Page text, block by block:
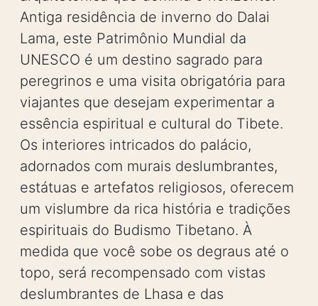
Antiga residência de inverno do Dalai
Lama, este Patrimônio Mundial da
UNESCO é um destino sagrado para
peregrinos e uma visita obrigatória para
viajantes que desejam experimentar a
essência espiritual e cultural do Tibete.
Os interiores intricados do palácio,
adornados com murais deslumbrantes,
estátuas e artefatos religiosos, oferecem
um vislumbre da rica história e tradições
espirituais do Budismo Tibetano. À
medida que você sobe os degraus até o
topo, será recompensado com vistas
deslumbrantes de Lhasa e das